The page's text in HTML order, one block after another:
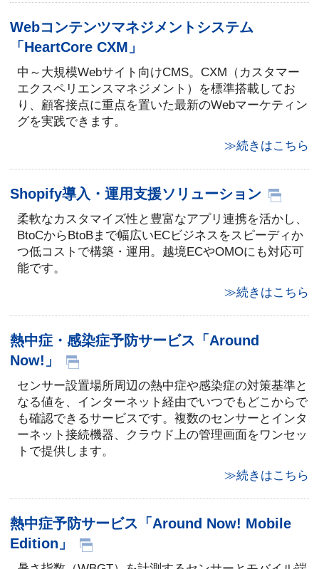
Webコンテンツマネジメントシステム
「HeartCore CXM」
中～大規模Webサイト向けCMS。CXM（カスタマー
エクスペリエンスマネジメント）を標準搭載してお
り、顧客接点に重点を置いた最新のWebマーケティン
グを実践できます。
≫続きはこちら
Shopify導入・運用支援ソリューション
柔軟なカスタマイズ性と豊富なアプリ連携を活かし、
BtoCからBtoBまで幅広いECビジネスをスピーディか
つ低コストで構築・運用。越境ECやOMOにも対応可
能です。
≫続きはこちら
熱中症・感染症予防サービス「Around
Now!」
センサー設置場所周辺の熱中症や感染症の対策基準と
なる値を、インターネット経由でいつでもどこからで
も確認できるサービスです。複数のセンサーとインタ
ーネット接続機器、クラウド上の管理画面をワンセッ
トで提供します。
≫続きはこちら
熱中症予防サービス「Around Now! Mobile
Edition」